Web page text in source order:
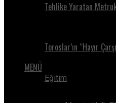
Tehlike Yaratan
Toroslar’ın “Hayır
MENÜ
Eğitim